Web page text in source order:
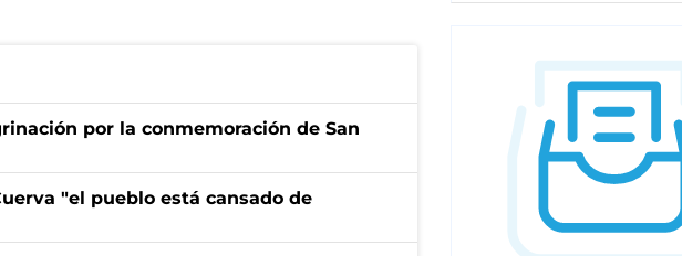
por la conmemoración de San
"el pueblo está cansado de